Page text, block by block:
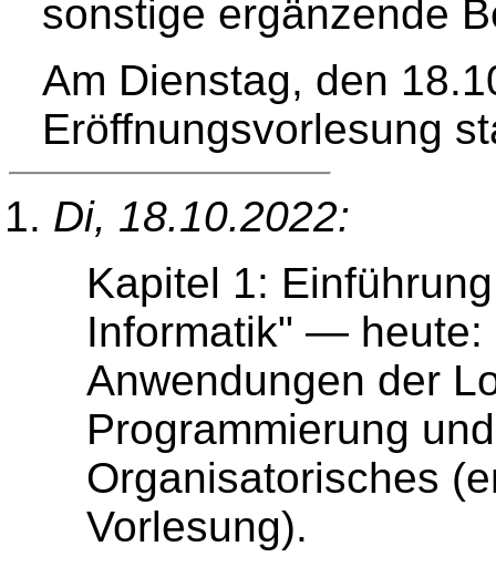
sonstige ergänzende
Am Dienstag, den
Eröffnungsvorlesung
Di, 18.10.2022:
Kapitel 1:
Informatik" — heute:
Anwendungen der
Programmierung
Organisatorisches
Vorlesung).